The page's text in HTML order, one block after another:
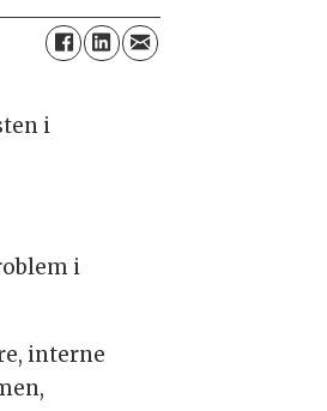
i
i
interne